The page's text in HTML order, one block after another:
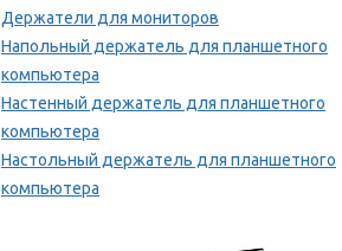
Держатели для мониторов
Напольный держатель для планшетного
компьютера
Настенный держатель для планшетного
компьютера
Настольный держатель для планшетного
компьютера